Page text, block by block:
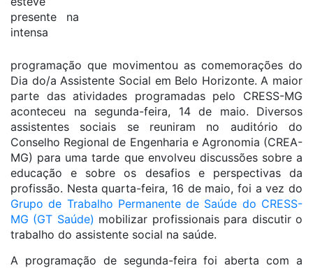
presente na
intensa
programação que movimentou as comemorações do
Dia do/a Assistente Social em Belo Horizonte. A maior
parte das atividades programadas pelo CRESS-MG
aconteceu na segunda-feira, 14 de maio. Diversos
assistentes sociais se reuniram no auditório do
Conselho Regional de Engenharia e Agronomia (CREA-
MG) para uma tarde que envolveu discussões sobre a
educação e sobre os desafios e perspectivas da
profissão. Nesta quarta-feira, 16 de maio, foi a vez do
Grupo de Trabalho Permanente de Saúde do CRESS-
MG (GT Saúde) mobilizar profissionais para discutir o
trabalho do assistente social na saúde.
A programação de segunda-feira foi aberta com a